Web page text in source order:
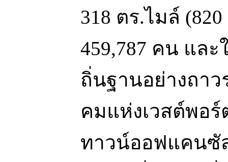
318 ตร.ไมล์
459,787 คน แล
ถิ่นฐานอย่างถาว
คมแห่งเวสต์พอร์
ทาวน์ออฟแคนซั